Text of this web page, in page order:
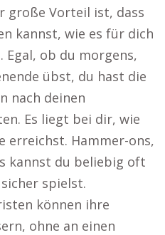
große Vorteil ist, dass
kannst, wie es für dich
ob du morgens,
übst, du hast die
nach deinen
Es liegt bei dir, wie
erreichst. Hammer-ons,
kannst du beliebig oft
spielst.
können ihre
ohne an einen